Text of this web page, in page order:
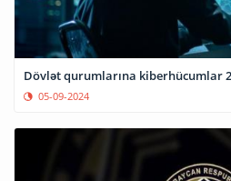
Dövlət qurumlarına kiberhücumlar
05-09-2024